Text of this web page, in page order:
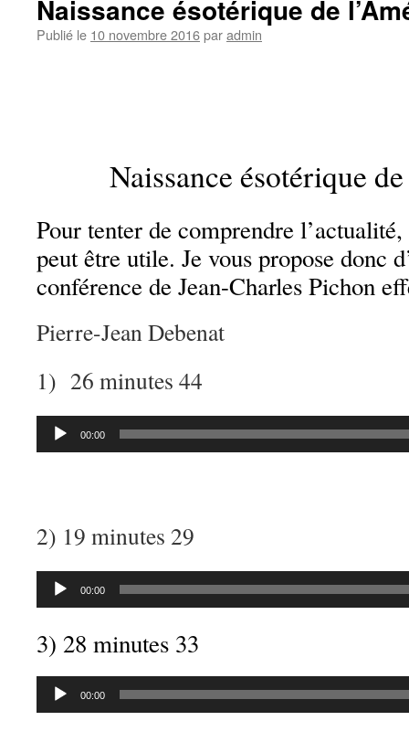
Naissance ésotérique de
Publié le 10 novembre 2016paradmin
Naissance ésotérique
Pour tenter de comprendre
peut être utile. Je vous propose donc
conférence de Jean-Charles Pichon
Pierre-Jean Debenat
1) 26 minutes 44
Lecteur
00:00
2) 19 minutes 29
Lecteur
00:00
3) 28 minutes 33
Lecteur
00:00